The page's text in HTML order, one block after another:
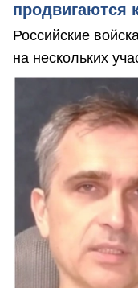
продвигаются
Российские
на нескольких